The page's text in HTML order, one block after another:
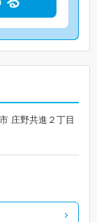
庄野共進２丁目